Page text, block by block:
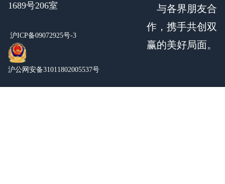
1689号206室
沪ICP备09072925号-3
沪公网安备31011802005537号
与各界朋友合
作，携手共创双
赢的美好局面。